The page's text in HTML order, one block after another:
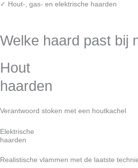
✓ Hout-, gas- en elektrische haarden
Welke haard past bij
Hout
haarden
Verantwoord stoken met een houtkachel
Elektrische
haarden
Realistische vlammen met de laatste